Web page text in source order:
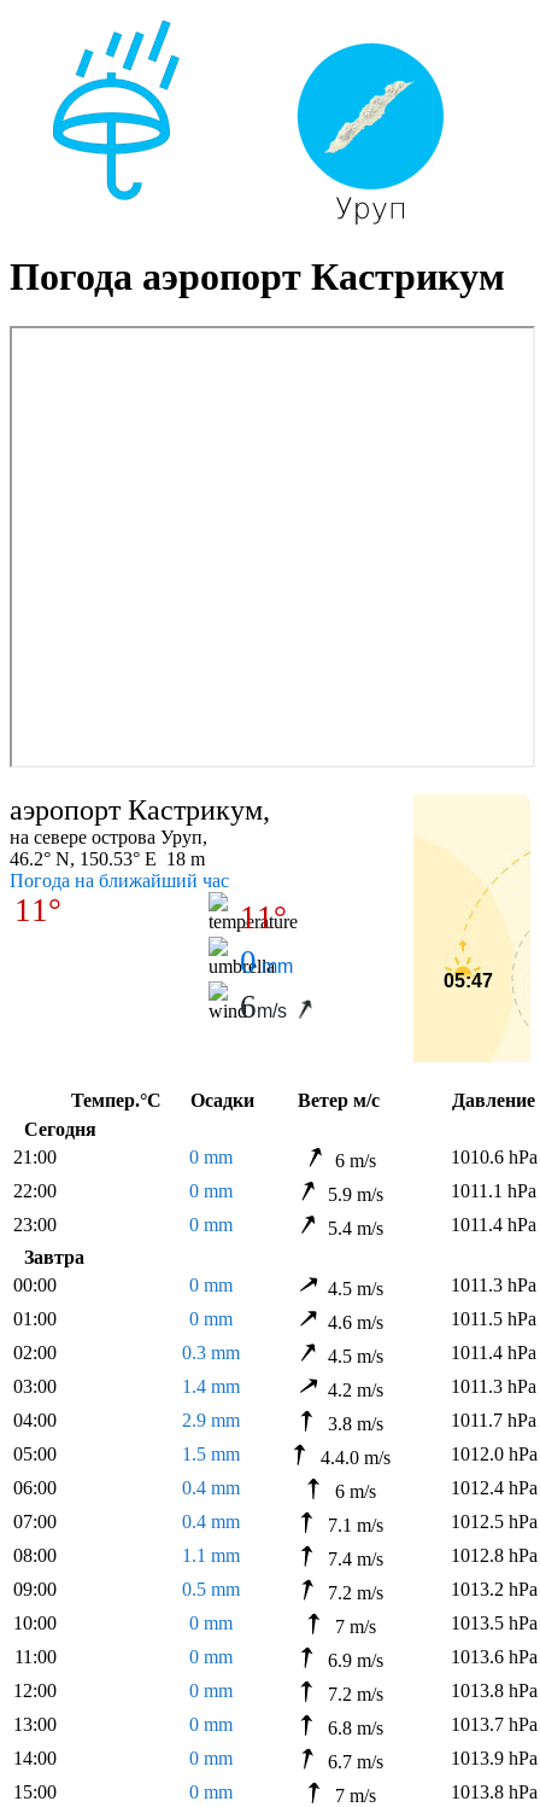
Погода аэропорт Кастрикум
аэропорт Кастрикум,
на севере острова Уруп,
46.2° N, 150.53° E 18 m
Погода на ближайший час
11°
11°
0mm
6m/s
05:47
Темпер.°C Осадки Ветер м/с
Сегодня
21:00
0 mm 6 m/s
1010.6 hPa
22:00
0 mm 5.9 m/s
1011.1 hPa
23:00
0 mm 5.4 m/s
1011.4 hPa
Завтра
00:00
0 mm 4.5 m/s
1011.3 hPa
01:00
0 mm 4.6 m/s
1011.5 hPa
02:00
0.3 mm 4.5 m/s
1011.4 hPa
03:00
1.4 mm 4.2 m/s
1011.3 hPa
04:00
2.9 mm 3.8 m/s
1011.7 hPa
05:00
1.5 mm 4.4.0 m/s
1012.0 hPa
06:00
0.4 mm 6 m/s
1012.4 hPa
07:00
0.4 mm 7.1 m/s
1012.5 hPa
08:00
1.1 mm 7.4 m/s
1012.8 hPa
09:00
0.5 mm 7.2 m/s
1013.2 hPa
10:00
0 mm 7 m/s
1013.5 hPa
11:00
0 mm 6.9 m/s
1013.6 hPa
12:00
0 mm 7.2 m/s
1013.8 hPa
13:00
0 mm 6.8 m/s
1013.7 hPa
14:00
0 mm 6.7 m/s
1013.9 hPa
15:00
0 mm 7 m/s
1013.8 hPa